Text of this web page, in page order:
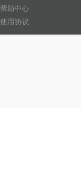
帮助中心
使用协议